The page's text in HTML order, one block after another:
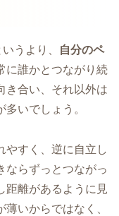
うより、
自分のペ
に誰かとつながり続
き合い、それ以外は
いでしょう。
やすく、逆に自立し
ならずっとつながっ
距離があるように見
いからではなく、